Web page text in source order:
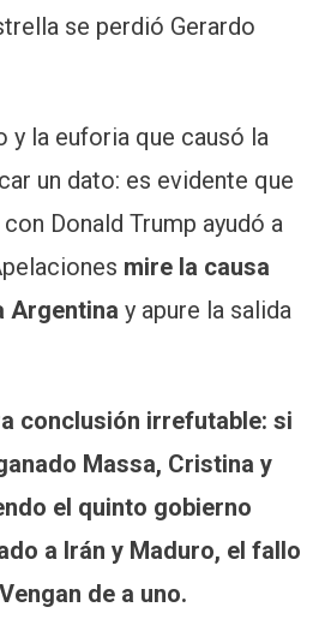
se perdió Gerardo
y la euforia que causó la
un dato: es evidente que
Donald Trump ayudó a
mire la causa
Argentina y apure la salida
conclusión irrefutable: si
Massa, Cristina y
el quinto gobierno
a Irán y Maduro, el fallo
de a uno.